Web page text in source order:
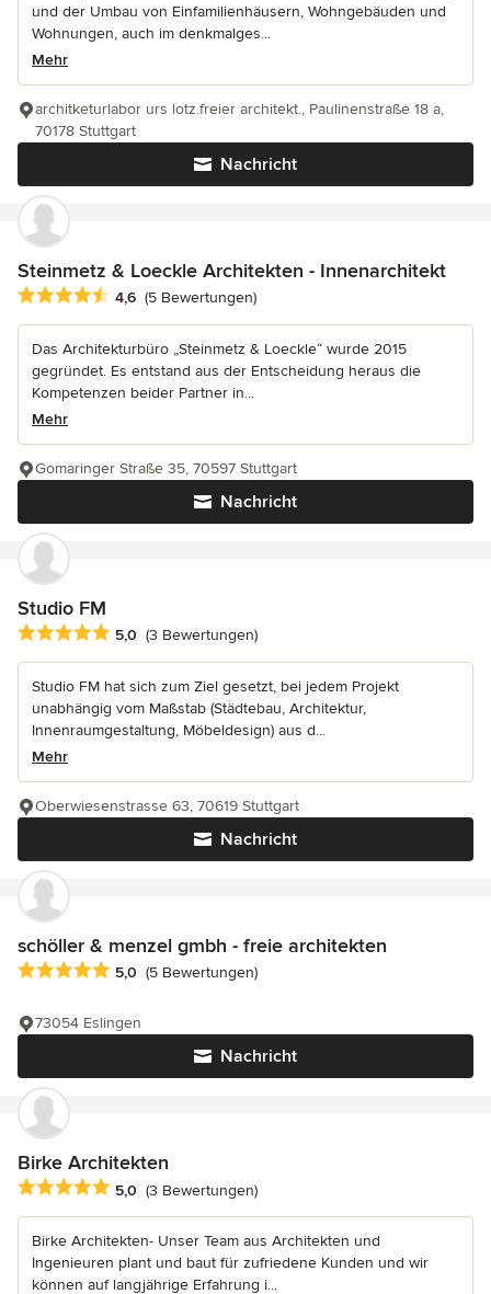
und der Umbau von Einfamilienhäusern, Wohngebäuden und
Wohnungen, auch im denkmalges...
Mehr
Nachricht
architketurlabor urs lotz.freier architekt., Paulinenstraße 18 a,
70178 Stuttgart
Steinmetz & Loeckle Architekten - Innenarchitekt
Durchschnittliche Bewertung: 4.6 von 5 Sternen
4,6 (5 Bewertungen)
Das Architekturbüro „Steinmetz & Loeckle“ wurde 2015
gegründet. Es entstand aus der Entscheidung heraus die
Kompetenzen beider Partner in...
Mehr
Nachricht
Gomaringer Straße 35, 70597 Stuttgart
Studio FM
Durchschnittliche Bewertung: 5 von 5 Sternen
5,0 (3 Bewertungen)
Studio FM hat sich zum Ziel gesetzt, bei jedem Projekt
unabhängig vom Maßstab (Städtebau, Architektur,
Innenraumgestaltung, Möbeldesign) aus d...
Mehr
Nachricht
Oberwiesenstrasse 63, 70619 Stuttgart
schöller & menzel gmbh - freie architekten
Durchschnittliche Bewertung: 5 von 5 Sternen
5,0 (5 Bewertungen)
Nachricht
73054 Eslingen
Birke Architekten
Durchschnittliche Bewertung: 5 von 5 Sternen
5,0 (3 Bewertungen)
Birke Architekten- Unser Team aus Architekten und
Ingenieuren plant und baut für zufriedene Kunden und wir
können auf langjährige Erfahrung i...